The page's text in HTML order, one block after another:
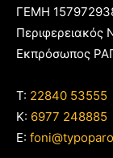
ΓΕΜΗ
Περιφερειακός
Εκπρόσωπος
T: 22840 53555
Κ: 6977 248885
E: